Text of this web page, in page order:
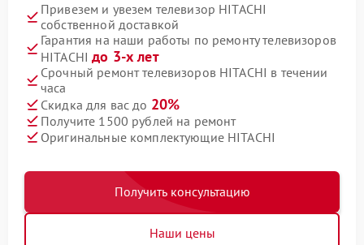
Привезем и увезем телевизор HITACHI
собственной доставкой
Гарантия на наши работы по ремонту телевизоров
HITACHIдо 3-х лет
Срочный ремонт телевизоров HITACHI в течении
часа
Скидка для вас до 20%
Получите 1500 рублей на ремонт
Оригинальные комплектующие HITACHI
Получить консультацию
Наши цены